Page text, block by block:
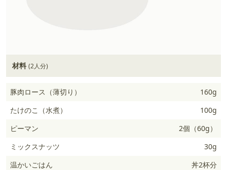
材料 (2人分)
豚肉ロース（薄切り）
160g
たけのこ（水煮）
100g
ピーマン
2個（60g）
ミックスナッツ
30g
温かいごはん
丼2杯分